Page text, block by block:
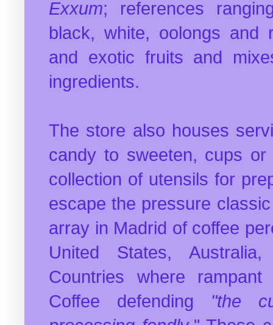
Exxum; references
black, white, oolongs and
and exotic fruits and
ingredients.
The store also houses
candy to sweeten, cups
collection of utensils for
escape the pressure
array in Madrid of coffee
United States,
Countries where
Coffee defending "the